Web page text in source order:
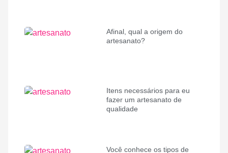
Afinal, qual a origem do
artesanato?
Itens necessários para eu
fazer um artesanato de
qualidade
Você conhece os tipos de